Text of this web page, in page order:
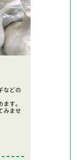
などの
す。
みませ